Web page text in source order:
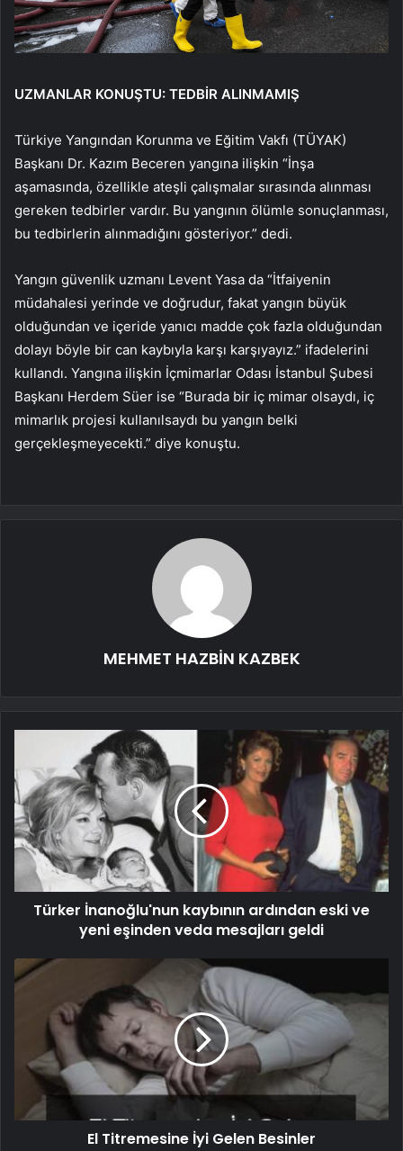
UZMANLAR KONUŞTU: TEDBİR ALINMAMIŞ
Türkiye Yangından Korunma ve Eğitim Vakfı (TÜYAK)
Başkanı Dr. Kazım Beceren yangına ilişkin “İnşa
aşamasında, özellikle ateşli çalışmalar sırasında alınması
gereken tedbirler vardır. Bu yangının ölümle sonuçlanması,
bu tedbirlerin alınmadığını gösteriyor.” dedi.
Yangın güvenlik uzmanı Levent Yasa da “İtfaiyenin
müdahalesi yerinde ve doğrudur, fakat yangın büyük
olduğundan ve içeride yanıcı madde çok fazla olduğundan
dolayı böyle bir can kaybıyla karşı karşıyayız.” ifadelerini
kullandı. Yangına ilişkin İçmimarlar Odası İstanbul Şubesi
Başkanı Herdem Süer ise “Burada bir iç mimar olsaydı, iç
mimarlık projesi kullanılsaydı bu yangın belki
gerçekleşmeyecekti.” diye konuştu.
MEHMET HAZBİN KAZBEK
Türker İnanoğlu'nun kaybının ardından eski ve
yeni eşinden veda mesajları geldi
El Titremesine İyi Gelen Besinler